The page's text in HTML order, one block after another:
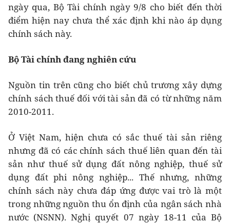
ngày qua, Bộ Tài chính ngày 9/8 cho biết đến thời
điểm hiện nay chưa thể xác định khi nào áp dụng
chính sách này.
Bộ Tài chính đang nghiên cứu
Nguồn tin trên cũng cho biết chủ trương xây dựng
chính sách thuế đối với tài sản đã có từ những năm
2010-2011.
Ở Việt Nam, hiện chưa có sắc thuế tài sản riêng
nhưng đã có các chính sách thuế liên quan đến tài
sản như thuế sử dụng đất nông nghiệp, thuế sử
dụng đất phi nông nghiệp... Thế nhưng, những
chính sách này chưa đáp ứng được vai trò là một
trong những nguồn thu ổn định của ngân sách nhà
nước (NSNN). Nghị quyết 07 ngày 18-11 của Bộ